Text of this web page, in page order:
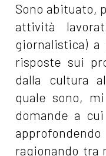
Sono abituato,
attività
giornalistica)
risposte sui
dalla cultura
quale sono,
domande a
ragionando tra